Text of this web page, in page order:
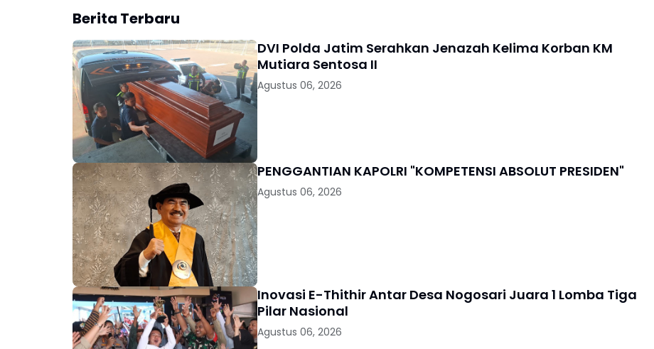
Berita Terbaru
DVI Polda Jatim Serahkan Jenazah Kelima Korban KM
Mutiara Sentosa II
Agustus 06, 2026
PENGGANTIAN KAPOLRI "KOMPETENSI ABSOLUT PRESIDEN"
Agustus 06, 2026
Inovasi E-Thithir Antar Desa Nogosari Juara 1 Lomba Tiga
Pilar Nasional
Agustus 06, 2026